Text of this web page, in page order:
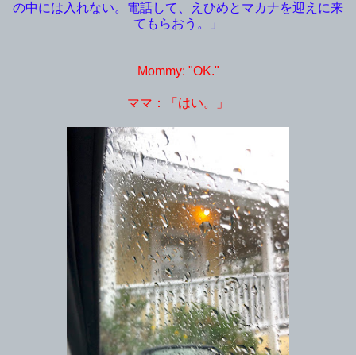
の中には入れない。電話して、えひめとマカナを迎えに来
てもらおう。」
Mommy: "OK."
ママ：「はい。」